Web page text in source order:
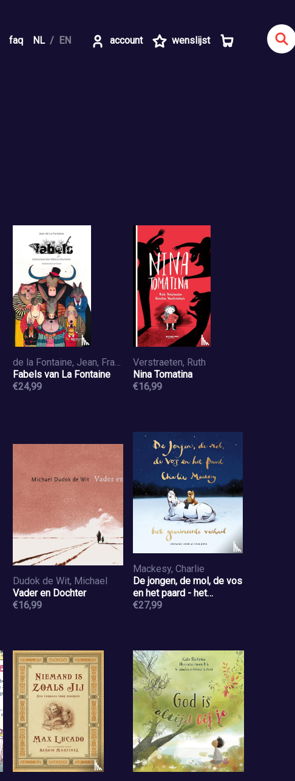
faq NL EN account wenslijst
de la Fontaine, Jean, Franck, Ed
Fabels van La Fontaine
€24,99
Verstraeten, Ruth
Nina Tomatina
€16,99
Dudok de Wit, Michael
Vader en Dochter
€16,99
Mackesy, Charlie
De jongen, de mol, de vos
en het paard - het
geanimeerde verhaal
€27,99